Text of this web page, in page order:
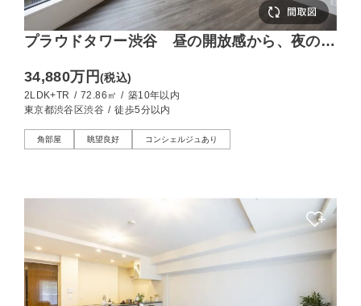
プラウドタワー渋谷 昼の開放感から、夜の煌
34,880万円(税込)
2LDK+TR / 72.86㎡ / 築10年以内
東京都渋谷区渋谷 / 徒歩5分以内
角部屋 眺望良好 コンシェルジュあり